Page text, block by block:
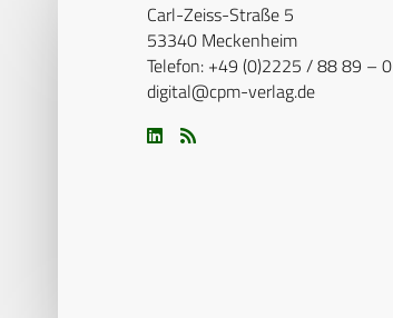
Carl-Zeiss-Straße 5
53340 Meckenheim
Telefon: +49 (0)2225 / 88 89 – 0
digital@cpm-verlag.de